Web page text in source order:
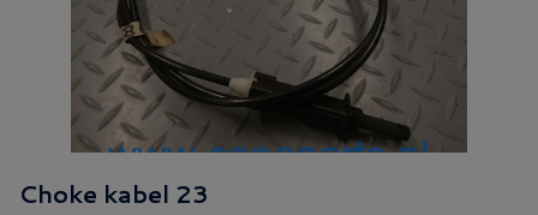
Choke kabel 23